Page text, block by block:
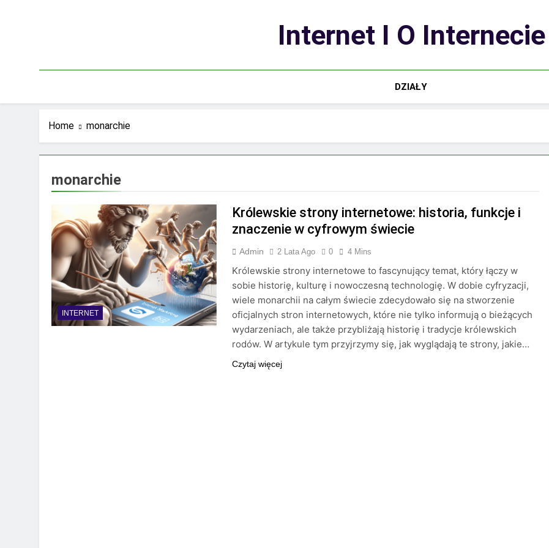
Internet I O Internecie
DZIAŁY
Home monarchie
monarchie
INTERNET
Królewskie strony internetowe: historia, funkcje i
znaczenie w cyfrowym świecie
Admin 2 Lata Ago 0 4 Mins
Królewskie strony internetowe to fascynujący temat, który łączy w
sobie historię, kulturę i nowoczesną technologię. W dobie cyfryzacji,
wiele monarchii na całym świecie zdecydowało się na stworzenie
oficjalnych stron internetowych, które nie tylko informują o bieżących
wydarzeniach, ale także przybliżają historię i tradycje królewskich
rodów. W artykule tym przyjrzymy się, jak wyglądają te strony, jakie…
Czytaj więcej